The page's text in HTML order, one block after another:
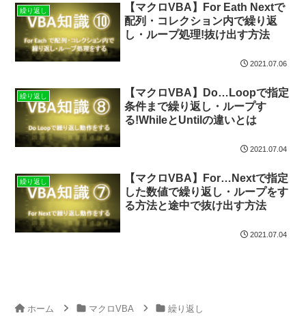
繰り返し
【マクロVBA】For Eath Nextで
配列・コレクション内で繰り返
し・ループ処理!抜け出す方法
2021.07.06
繰り返し
【マクロVBA】Do…Loopで指定
条件まで繰り返し・ループす
る!WhileとUntilの違いとは
2021.07.04
繰り返し
【マクロVBA】For…Nextで指定
した数値で繰り返し・ループをす
る方法と途中で抜け出す方法
2021.07.04
ホーム マクロVBA 繰り返し